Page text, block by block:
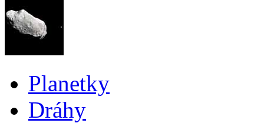
Planetky
Dráhy